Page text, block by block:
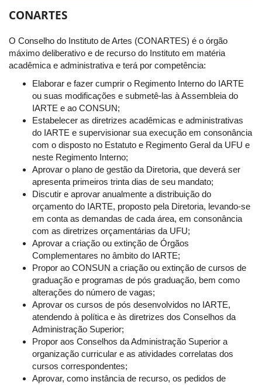
CONARTES
O Conselho do Instituto de Artes (CONARTES) é o órgão
máximo deliberativo e de recurso do Instituto em matéria
acadêmica e administrativa e terá por competência:
Elaborar e fazer cumprir o Regimento Interno do IARTE
ou suas modificações e submetê-las à Assembleia do
IARTE e ao CONSUN;
Estabelecer as diretrizes acadêmicas e administrativas
do IARTE e supervisionar sua execução em consonância
com o disposto no Estatuto e Regimento Geral da UFU e
neste Regimento Interno;
Aprovar o plano de gestão da Diretoria, que deverá ser
apresenta primeiros trinta dias de seu mandato;
Discutir e aprovar anualmente a distribuição do
orçamento do IARTE, proposto pela Diretoria, levando-se
em conta as demandas de cada área, em consonância
com as diretrizes orçamentárias da UFU;
Aprovar a criação ou extinção de Órgãos
Complementares no âmbito do IARTE;
Propor ao CONSUN a criação ou extinção de cursos de
graduação e programas de pós graduação, bem como
alterações do número de vagas;
Aprovar os cursos de pós desenvolvidos no IARTE,
atendendo à política e às diretrizes dos Conselhos da
Administração Superior;
Propor aos Conselhos da Administração Superior a
organização curricular e as atividades correlatas dos
cursos correspondentes;
Aprovar, como instância de recurso, os pedidos de